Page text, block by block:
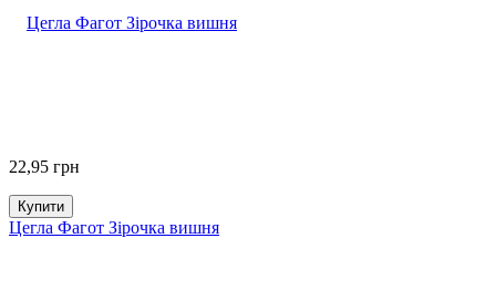
22,95 грн
Купити
Цегла Фагот Зірочка вишня